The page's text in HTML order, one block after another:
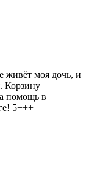
живёт моя дочь, и
Корзину
помощь в
5+++